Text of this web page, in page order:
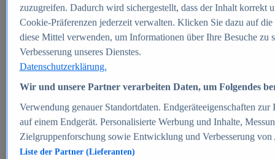
Zum Report
E-commerce
Beliebte Statistiken
Aktuelle Statistiken
E-Commerce - Entwicklung des Umsatzes in
Deutschland 1999-2025
Umsatz von Amazon in Deutschland und weltweit
2010-2025
B2C-E-Commerce: Top-50 Online Shops in
Deutschland 2024
Marktanteile von Online-Zahlungsverfahren in
Deutschland 2024
Umsatzstarke Warengruppen im Online-Handel in
Deutschland 2023-2025
zuzugreifen. Dadurch wird sichergestellt, dass der Inhalt korrekt
Cookie-Präferenzen jederzeit verwalten. Klicken Sie dazu auf
diese Mittel verwenden, um Informationen über Ihre Besuche
Verbesserung unseres Dienstes.
Datenschutzerklärung.
Wir und unsere Partner verarbeiten Daten, um Folgendes
Verwendung genauer Standortdaten. Endgeräteeigenschaften
auf einem Endgerät. Personalisierte Werbung und Inhalte,
Zielgruppenforschung sowie Entwicklung und Verbesserung von
Liste der Partner (Lieferanten)